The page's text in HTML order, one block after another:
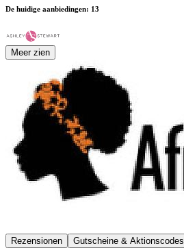
De huidige aanbiedingen: 13
Meer zien
Rezensionen Gutscheine & Aktionscodes